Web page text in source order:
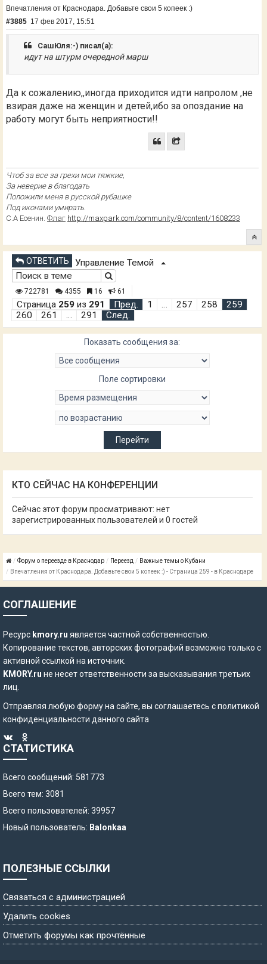
Впечатления от Краснодара. Добавьте свои 5 копеек :)
#3885 17 фев 2017, 15:51
СашЮля:-) писал(а):
идут на штурм очередной марш
Да к сожалению,,иногда приходится идти напролом ,не
взирая даже на женщин и детей,ибо за опоздание на
работу могут быть неприятности!!
Чтоб за все за грехи мои тяжкие,
За неверие в благодать
Положили меня в русской рубашке
Под иконами умирать
С.А Есенин. Флаг http://maxpark.com/community/8/content/1608233
ОТВЕТИТЬ Управление Темой
722781 4355 16 61
Страница 259 из 291 Пред. 1 … 257 258
259
260
261 … 291 След.
Показать сообщения за:
Поле сортировки
КТО СЕЙЧАС НА КОНФЕРЕНЦИИ
Сейчас этот форум просматривают: нет
зарегистрированных пользователей и 0 гостей
Форум о переезде в Краснодар Переезд
Важные темы о Кубани
Впечатления от Краснодара. Добавьте свои 5 копеек :) - Страница 259 - в Краснодаре
СОГЛАШЕНИЕ
Ресурс kmory.ru является частной собственностью.
Копирование текстов, авторских фотографий возможно только с
активной ссылкой на источник.
KMORY.ru не несет ответственности за высказывания третьих
лиц.
Отправляя любую форму на сайте, вы соглашаетесь сполитикой
конфиденциальности данного сайта
СТАТИСТИКА
Всего сообщений: 581773
Всего тем: 3081
Всего пользователей: 39957
Новый пользователь: Balonkaa
ПОЛЕЗНЫЕ ССЫЛКИ
Связаться с администрацией
Удалить cookies
Отметить форумы как прочтённые